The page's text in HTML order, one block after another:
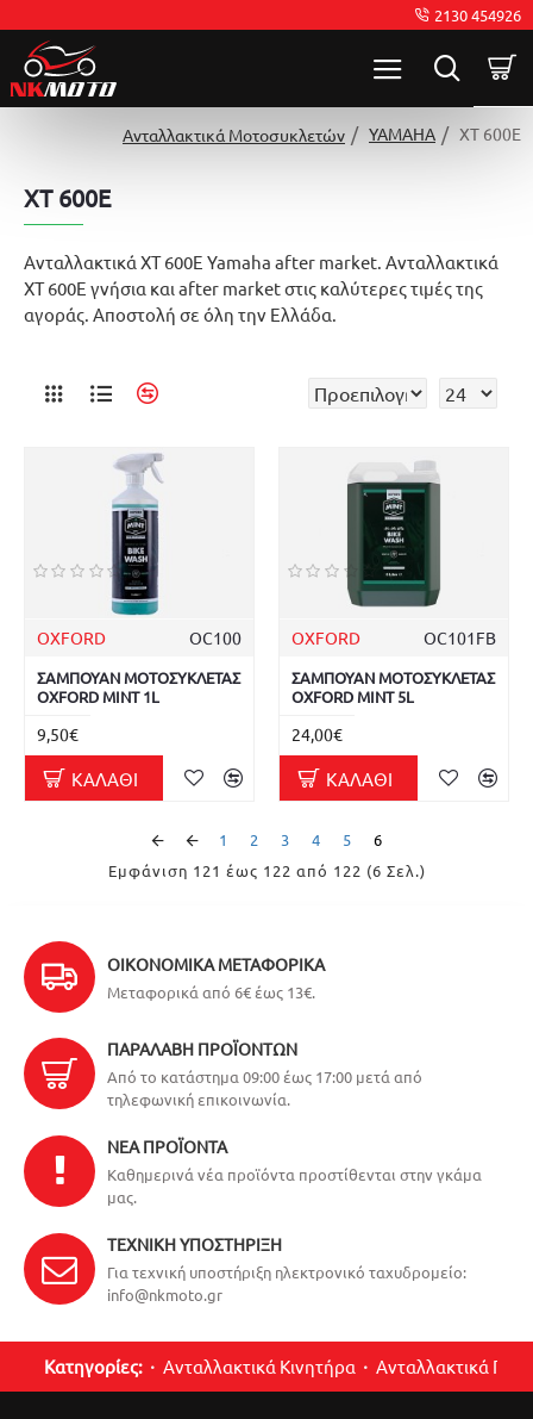
2130 454926
Ανταλλακτικά Μοτοσυκλετών YAMAHA XT 600E
XT 600E
Ανταλλακτικά XT 600E Yamaha after market. Ανταλλακτικά
XT 600E γνήσια και after market στις καλύτερες τιμές της
αγοράς. Αποστολή σε όλη την Ελλάδα.
OXFORD OC100
ΣΑΜΠΟΥΑΝ ΜΟΤΟΣΥΚΛΕΤΑΣ
OXFORD MINT 1L
9,50€
ΚΑΛΆΘΙ
OXFORD OC101FB
ΣΑΜΠΟΥΑΝ ΜΟΤΟΣΥΚΛΕΤΑΣ
OXFORD MINT 5L
24,00€
ΚΑΛΆΘΙ
1 2 3 4 5
6
Εμφάνιση 121 έως 122 από 122 (6 Σελ.)
ΟΙΚΟΝΟΜΙΚΆ ΜΕΤΑΦΟΡΙΚΆ
Μεταφορικά από 6€ έως 13€.
ΠΑΡΑΛΑΒΉ ΠΡΟΪΌΝΤΩΝ
Από το κατάστημα 09:00 έως 17:00 μετά από
τηλεφωνική επικοινωνία.
ΝΈΑ ΠΡΟΪΌΝΤΑ
Καθημερινά νέα προϊόντα προστίθενται στην γκάμα
μας.
ΤΕΧΝΙΚΉ ΥΠΟΣΤΉΡΙΞΗ
Για τεχνική υποστήριξη ηλεκτρονικό ταχυδρομείο:
info@nkmoto.gr
Κατηγορίες: Ανταλλακτικά Κινητήρα Ανταλλακτικά